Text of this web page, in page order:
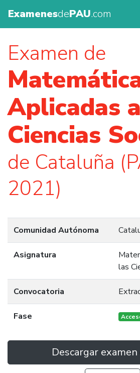
ExamenesdePAU.com
Examen de
Aplicadas
Ciencias
de Cataluña
2021)
Comunidad Autónoma
Asignatura
las
Convocatoria
Fase
Descargar examen